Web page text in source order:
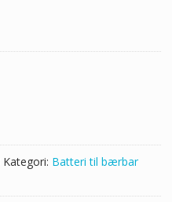
Kategori: Batteri til bærbar